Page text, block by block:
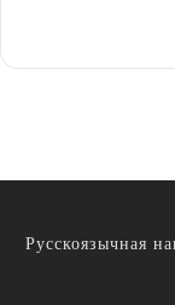
Русскоязычная